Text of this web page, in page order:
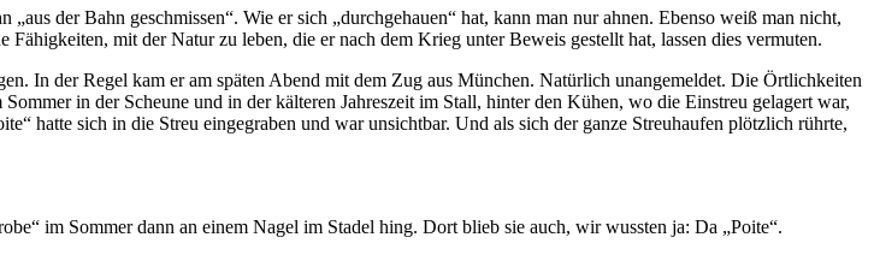
der Bahn geschmissen“. Wie er sich „durchgehauen“ hat, kann man nur ahnen. Ebenso weiß man nicht,
mit der Natur zu leben, die er nach dem Krieg unter Beweis gestellt hat, lassen dies vermuten.
In der Regel kam er am späten Abend mit dem Zug aus München. Natürlich unangemeldet. Die Örtlichkeiten
in der Scheune und in der kälteren Jahreszeit im Stall, hinter den Kühen, wo die Einstreu gelagert war,
hatte sich in die Streu eingegraben und war unsichtbar. Und als sich der ganze Streuhaufen plötzlich rührte,
im Sommer dann an einem Nagel im Stadel hing. Dort blieb sie auch, wir wussten ja: Da „Poite“.